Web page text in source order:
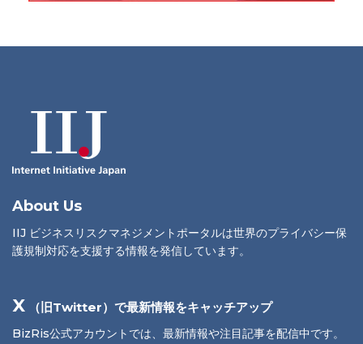
About Us
IIJ ビジネスリスクマネジメントポータルは世界のプライバシー保
護規制対応を支援する情報を発信しています。
X （旧Twitter）で最新情報をキャッチアップ
BizRis公式アカウントでは、最新情報や注目記事を配信中です。